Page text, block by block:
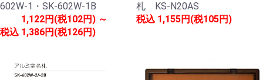
602W-1・SK-602W-1B
税込
1,122円(税102円) ～
1,386円(税126円)
札 KS-N20AS
税込 1,155円(税105円)